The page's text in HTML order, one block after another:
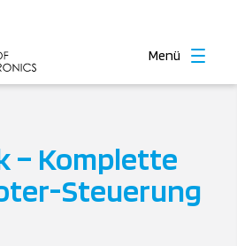
Menü
– Komplette
Steuerung